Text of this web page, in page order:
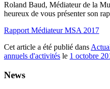
Roland Baud, Médiateur de la
heureux de vous présenter son
Rapport Médiateur MSA 2017
Cet article a été publié dans
annuels d'activités le 1 octobre
News